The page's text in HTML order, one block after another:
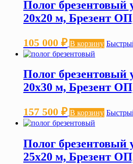
Полог брезентовый
20х20 м, Брезент
105 000 ₽ В корзину
Полог брезентовый
20х30 м, Брезент
157 500 ₽ В корзину
Полог брезентовый
25х20 м, Брезент